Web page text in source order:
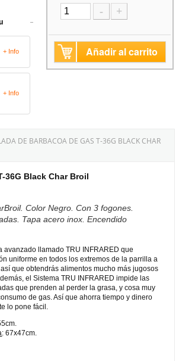
+ Info
+ Info
- +
Añadir al carrito
DE BARBACOA DE GAS T-36G BLACK CHAR
36G Black Char Broil
Color Negro. Con 3 fogones.
Tapa acero inox. Encendido
avanzado llamado TRU INFRARED que
uniforme en todos los extremos de la parrilla a
que obtendrás alimentos mucho más jugosos
el Sistema TRU INFRARED impide las
que prenden al perder la grasa, y cosa muy
de gas. Así que ahorra tiempo y dinero
lo pone fácil.
: 67x47cm.